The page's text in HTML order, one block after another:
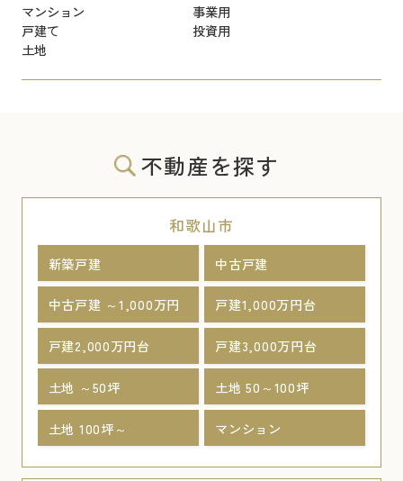
マンション
事業用
戸建て
投資用
土地
不動産を探す
和歌山市
新築戸建 中古戸建
中古戸建 ～1,000万円 戸建1,000万円台
戸建2,000万円台 戸建3,000万円台
土地 ～50坪 土地 50～100坪
土地 100坪～ マンション